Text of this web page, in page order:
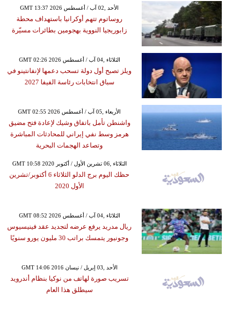
GMT 13:37 2026 الأحد ,02 آب / أغسطس
روساتوم تتهم أوكرانيا باستهداف محطة
زابوريجيا النووية بهجومين بطائرات مسيّرة
GMT 02:26 2026 الثلاثاء ,04 آب / أغسطس
ويلز تصبح أول دولة تسحب دعمها لإنفانتينو في
سباق انتخابات رئاسة الفيفا 2027
GMT 02:55 2026 الأربعاء ,05 آب / أغسطس
واشنطن تأمل باتفاق وشيك لإعادة فتح مضيق
هرمز وسط نفي إيراني للمحادثات المباشرة
وتصاعد الهجمات البحرية
GMT 10:58 2020 الثلاثاء ,06 تشرين الأول / أكتوبر
حظك اليوم برج الدلو الثلاثاء 6 أكتوبر/تشرين
الأول 2020
GMT 08:52 2026 الثلاثاء ,04 آب / أغسطس
ريال مدريد يرفع عرضه لتجديد عقد فينيسيوس
وجونيور يتمسك براتب 30 مليون يورو سنويًا
GMT 14:06 2016 الأحد ,03 إبريل / نيسان
تسريب صورة لهاتف من نوكيا بنظام أندرويد
سيطلق هذا العام